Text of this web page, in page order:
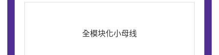
全模块化小母线